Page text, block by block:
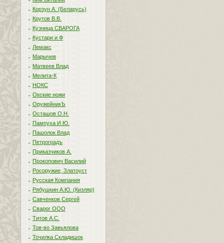
Корзун А. (Беларусь)
Крутов В.В.
Кузница СВАРОГА
Кустари и Ф
Лемакс
Марычев
Матвеев Влад
Мелита-К
НОКС
Окские ножи
ОружейникЪ
Осташов О.Н.
Пампуха И.Ю.
Пашолок Влад
Петроградъ
Приказчиков А.
Прокопович Василий
Росоружие, Златоуст
Русская Компания
Рябушкин А.Ю. (Кизляр)
Савченков Сергей
Сварог ООО
Титов А.С.
Тов-во Завьялова
Точилка Складишок